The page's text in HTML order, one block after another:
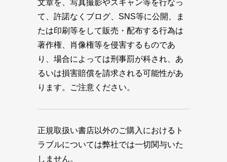
文章を、写真撮影やスキャン等を行なっ
て、許諾なくブログ、SNS等に公開、ま
たは印刷等をして販売・配布する行為は
著作権、肖像権等を侵害するものであ
り、場合によっては刑事罰が科され、あ
るいは損害賠償を請求される可能性があ
ります。ご注意ください。
正規取扱い書店以外のご購入におけるト
ラブルについては弊社では一切関与いた
しません。